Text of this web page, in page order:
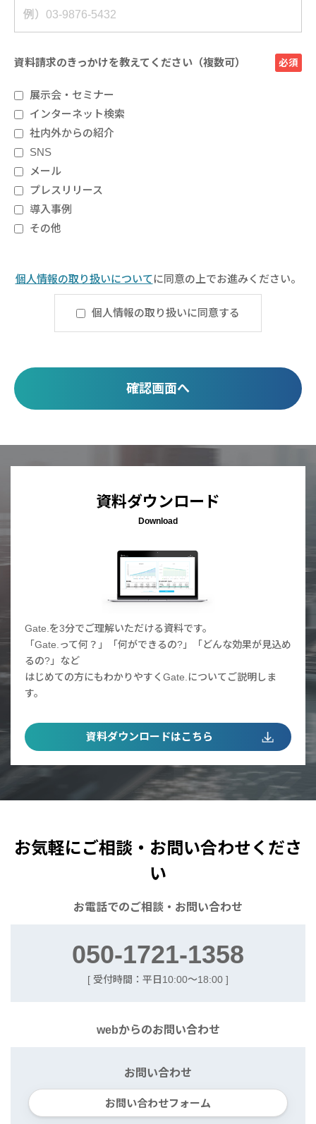
資料請求のきっかけを教えてください（複数可） 必須
展示会・セミナー
インターネット検索
社内外からの紹介
SNS
メール
プレスリリース
導入事例
その他
個人情報の​取り扱いについて​に同意の上でお進みください。
個人情報の取り扱いに同意する
資料ダウンロード
Download
Gate.を3分でご理解いただける資料です。
「Gate.って何？」「何ができるの?」「どんな効果が見込め
るの?」など
はじめての方にもわかりやすくGate.についてご説明しま
す。
資料ダウンロードはこちら
お気軽にご相談・お問い合わせくださ
い
お電話でのご相談・お問い合わせ
050-1721-1358
[ 受付時間：平日10:00〜18:00 ]
webからのお問い合わせ
お問い合わせ
お問い合わせフォーム